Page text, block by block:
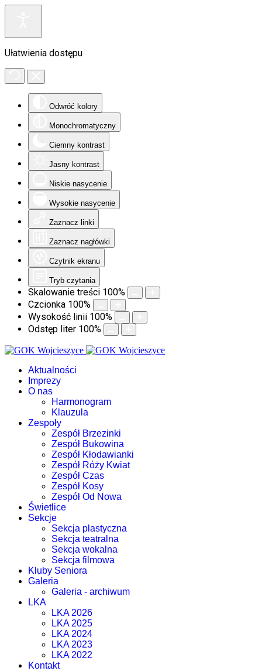
Ułatwienia dostępu
Odwróć kolory
Monochromatyczny
Ciemny kontrast
Jasny kontrast
Niskie nasycenie
Wysokie nasycenie
Zaznacz linki
Zaznacz nagłówki
Czytnik ekranu
Tryb czytania
Skalowanie treści 100%
Czcionka 100%
Wysokość linii 100%
Odstęp liter 100%
Aktualności
Imprezy
O nas
Harmonogram
Klauzula
Zespoły
Zespół Brzezinki
Zespół Bukowina
Zespół Kłodawianki
Zespół Róży Kwiat
Zespół Czas
Zespół Kosy
Zespół Od Nowa
Świetlice
Sekcje
Sekcja plastyczna
Sekcja teatralna
Sekcja wokalna
Sekcja filmowa
Kluby Seniora
Galeria
Galeria - archiwum
LKA
LKA 2026
LKA 2025
LKA 2024
LKA 2023
LKA 2022
Kontakt